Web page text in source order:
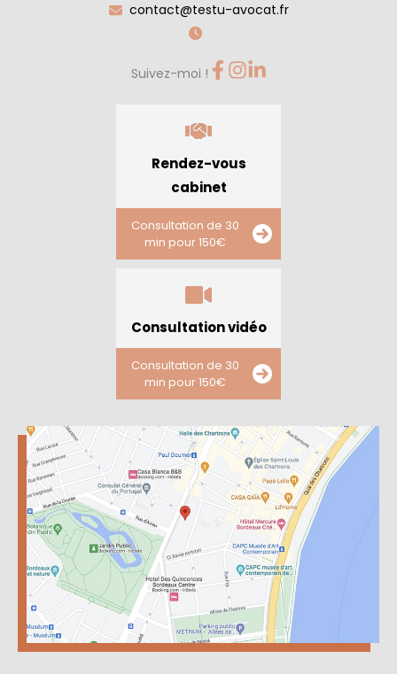
contact@testu-avocat.fr
Suivez-moi !
Rendez-vous
cabinet
Consultation de 30
min pour 150€
Consultation vidéo
Consultation de 30
min pour 150€